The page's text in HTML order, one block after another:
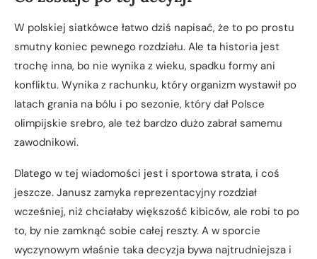
W polskiej siatkówce łatwo dziś napisać, że to po prostu
smutny koniec pewnego rozdziału. Ale ta historia jest
trochę inna, bo nie wynika z wieku, spadku formy ani
konfliktu. Wynika z rachunku, który organizm wystawił po
latach grania na bólu i po sezonie, który dał Polsce
olimpijskie srebro, ale też bardzo dużo zabrał samemu
zawodnikowi.
Dlatego w tej wiadomości jest i sportowa strata, i coś
jeszcze. Janusz zamyka reprezentacyjny rozdział
wcześniej, niż chciałaby większość kibiców, ale robi to po
to, by nie zamknąć sobie całej reszty. A w sporcie
wyczynowym właśnie taka decyzja bywa najtrudniejsza i